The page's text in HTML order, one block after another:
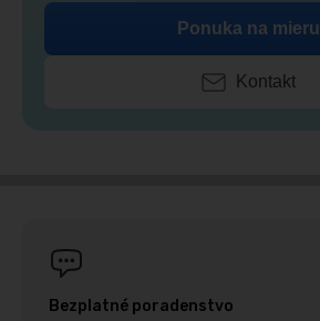
Ponuka na mieru
Kontakt
Bezplatné poradenstvo